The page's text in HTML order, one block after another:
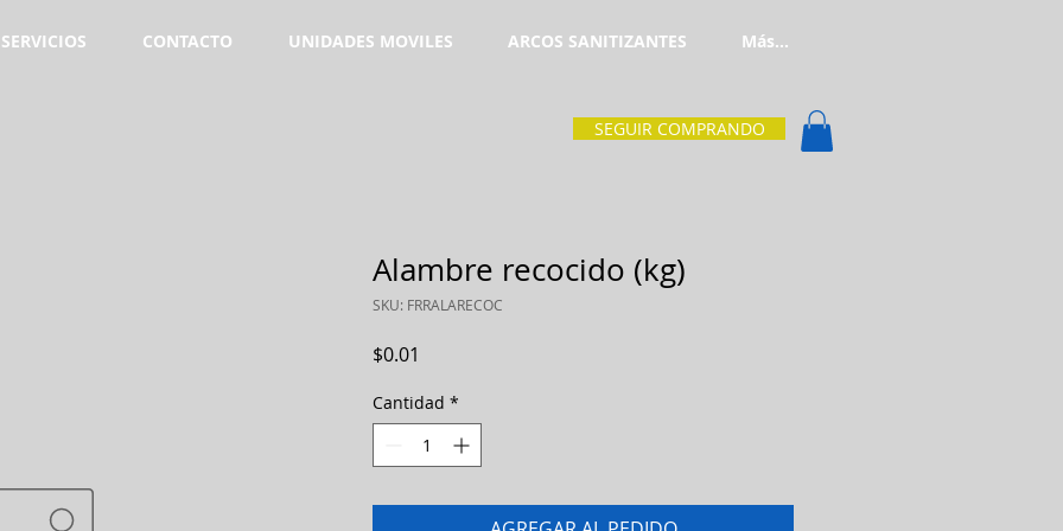
SERVICIOS CONTACTO UNIDADES MOVILES ARCOS SANITIZANTES Más...
Alambre recocido (kg)
SKU: FRRALARECOC
$0.01
Cantidad *
SEGUIR COMPRANDO